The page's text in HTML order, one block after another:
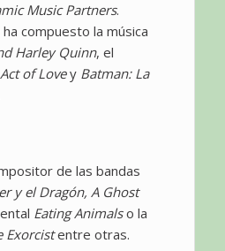
Music Partners.
compuesto la música
Harley Quinn, el
of Lovey Batman: La
de las bandas
y el Dragón, A Ghost
Eating Animalso la
Exorcistentre otras.